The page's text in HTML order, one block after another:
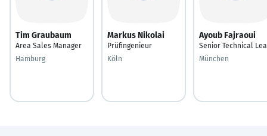
Tim Graubaum
Area Sales Manager
Hamburg
Markus Nikolai
Prüfingenieur
Köln
Ayoub Fajraoui
Senior Technical
München